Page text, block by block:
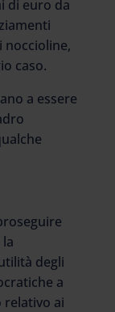
di euro da
noccioline,
caso.
a essere
degli
a
ai